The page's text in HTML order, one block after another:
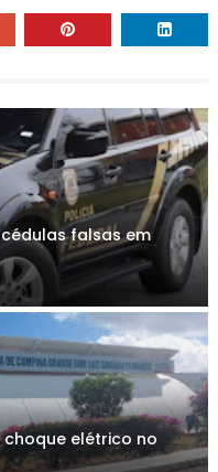
falsas em
elétrico no